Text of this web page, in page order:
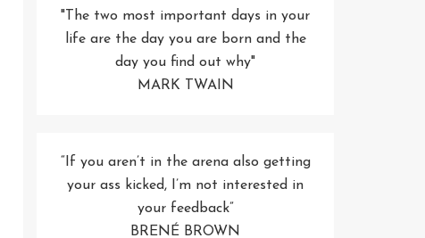
"The two most important days in your
life are the day you are born and the
day you find out why"
MARK TWAIN
“If you aren’t in the arena also getting
your ass kicked, I’m not interested in
your feedback”
BRENÉ BROWN